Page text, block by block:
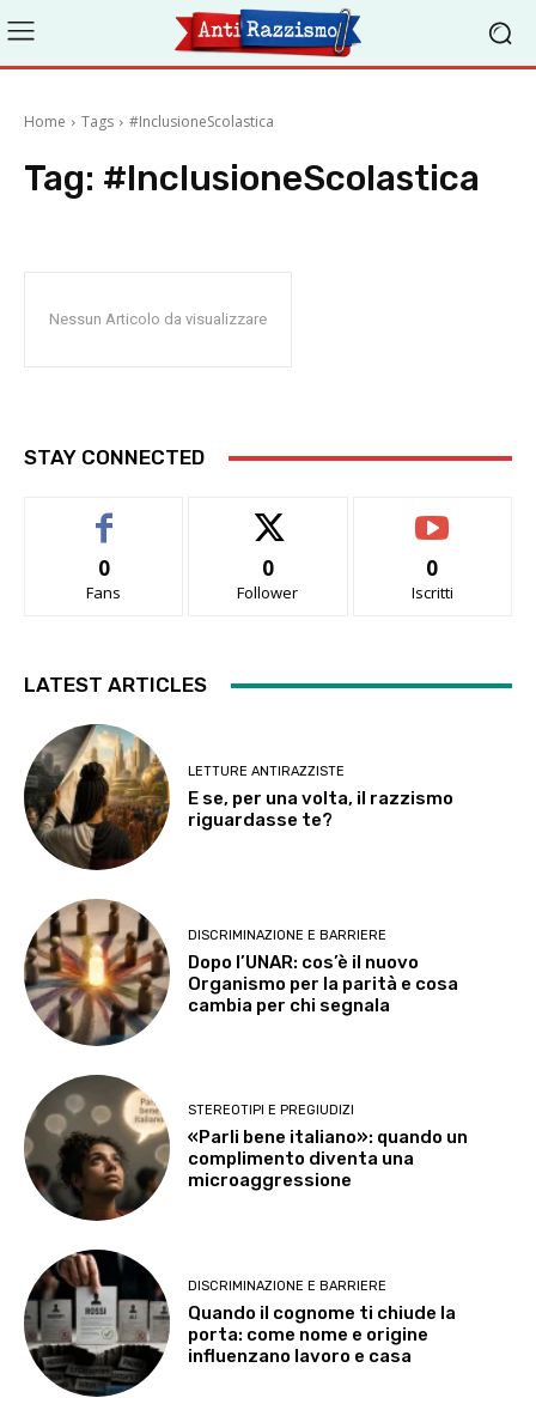
Home Tags #InclusioneScolastica
Tag: #InclusioneScolastica
Nessun Articolo da visualizzare
STAY CONNECTED
0
Fans
0
Follower
0
Iscritti
LATEST ARTICLES
LETTURE ANTIRAZZISTE
E se, per una volta, il razzismo
riguardasse te?
DISCRIMINAZIONE E BARRIERE
Dopo l’UNAR: cos’è il nuovo
Organismo per la parità e cosa
cambia per chi segnala
STEREOTIPI E PREGIUDIZI
«Parli bene italiano»: quando un
complimento diventa una
microaggressione
DISCRIMINAZIONE E BARRIERE
Quando il cognome ti chiude la
porta: come nome e origine
influenzano lavoro e casa